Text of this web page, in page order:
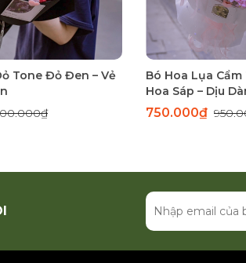
Tone Đỏ Đen – Vẻ
Bó Hoa Lụa
Hoa Sáp – Dịu
Thương
750.000₫